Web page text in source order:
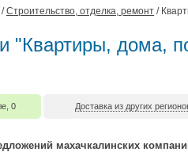
/Строительство, отделка, ремонт /
"Квартиры, дома,
0 Доставка из других
махачкалинских